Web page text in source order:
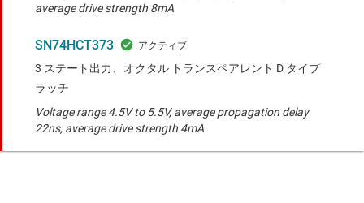
average drive strength 8mA
SN74HCT373
3 ステート出力、オクタル トランスペアレント D タイプ
ラッチ
Voltage range 4.5V to 5.5V, average propagation delay
22ns, average drive strength 4mA